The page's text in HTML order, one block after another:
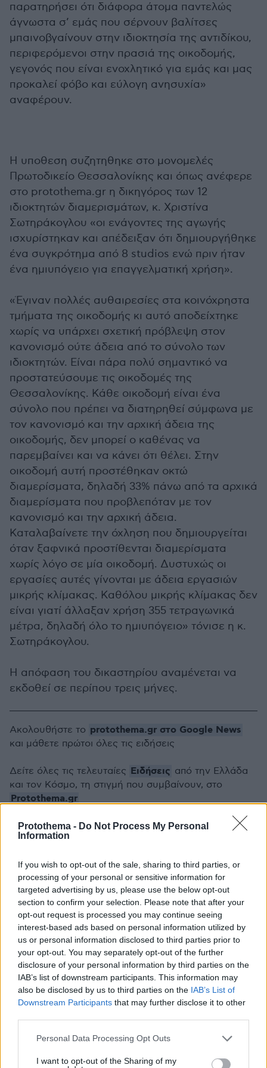
Protothema - Do Not Process My Personal
Information
If you wish to opt-out of the sale, sharing to third parties, or
processing of your personal or sensitive information for
targeted advertising by us, please use the below opt-out
section to confirm your selection. Please note that after your
opt-out request is processed you may continue seeing
interest-based ads based on personal information utilized by
us or personal information disclosed to third parties prior to
your opt-out. You may separately opt-out of the further
disclosure of your personal information by third parties on the
IAB’s list of downstream participants. This information may
also be disclosed by us to third parties on the IAB’s List of
Downstream Participants that may further disclose it to other
Please note that this website/app uses one or more Google
not limited to your visit or usage behaviour. You may click to
Personal Data Processing Opt Outs
I want to opt-out of the Sharing of my
παρατηρήσει ότι διάφορα άτομα παντελώς
άγνωστα σ’ εμάς που σέρνουν βαλίτσες
μπαινοβγαίνουν στην ιδιοκτησία της αντιδίκου,
περιφερόμενοι στην πρασιά της οικοδομής,
γεγονός που είναι ενοχλητικό για εμάς και μας
προκαλεί φόβο και εύλογη ανησυχία»
αναφέρουν.
Η υποθεση συζητηθηκε στο μονομελές
Πρωτοδικείο Θεσσαλονίκης και όπως ανέφερε
στο protothema.gr η δικηγόρος των 12
ιδιοκτητών διαμερισμάτων, κ. Χριστίνα
Σωτηράκογλου «οι ενάγοντες της αγωγής
ισχυρίστηκαν και απέδειξαν ότι δημιουργήθηκε
ένα συγκρότημα από 8 studios ενώ πριν ήταν
ένα ημιυπόγειο για επαγγελματική χρήση».
«Έγιναν πολλές αυθαιρεσίες στα κοινόχρηστα
τμήματα της οικοδομής κι αυτό αποδείχτηκε
χωρίς να υπάρχει σχετική πρόβλεψη στον
κανονισμό ούτε άδεια από το σύνολο των
ιδιοκτητών. Είναι πάρα πολύ σημαντικό να
προστατεύσουμε τις οικοδομές της
Θεσσαλονίκης. Κάθε οικοδομή είναι ένα
σύνολο που πρέπει να διατηρηθεί σύμφωνα με
τον κανονισμό και την αρχική άδεια της
οικοδομής, δεν μπορεί ο καθένας να
παρεμβαίνει και να κάνει ότι θέλει. Στην
οικοδομή αυτή προστέθηκαν οκτώ
διαμερίσματα, δηλαδή 33% πάνω από τα αρχικά
διαμερίσματα που προβλεπόταν με τον
κανονισμό και την αρχική άδεια.
Καταλαβαίνετε την όχληση που δημιουργείται
όταν ξαφνικά προστίθενται διαμερίσματα
χωρίς λόγο σε μία οικοδομή. Δυστυχώς οι
εργασίες αυτές γίνονται με άδεια εργασιών
μικρής κλίμακας. Καθόλου μικρής κλίμακας δεν
είναι γιατί άλλαξαν χρήση 355 τετραγωνικά
μέτρα, δηλαδή όλο το ημιυπόγειο» τόνισε η κ.
Σωτηράκογλου.
Η απόφαση του δικαστηρίου αναμένεται να
εκδοθεί σε περίπου τρεις μήνες.
Thema Insights
Ακολουθήστε το protothema.gr στο Google News
και μάθετε πρώτοι όλες τις ειδήσεις
Δείτε όλες τις τελευταίες Ειδήσεις από την Ελλάδα
και τον Κόσμο, τη στιγμή που συμβαίνουν, στο
Protothema.gr